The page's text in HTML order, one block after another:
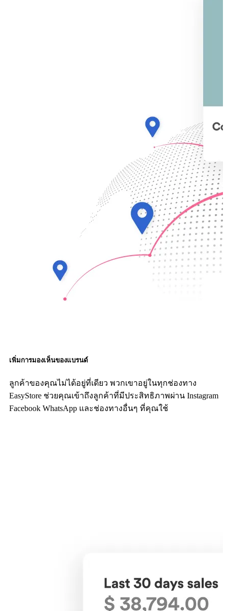
เพิ่มการมองเห็นของแบรนด์
ลูกค้าของคุณไม่ได้อยู่ที่เดียว พวกเขาอยู่ในทุกช่องทาง
EasyStore ช่วยคุณเข้าถึงลูกค้าที่มีประสิทธิภาพผ่าน Instagram
Facebook WhatsApp และช่องทางอื่นๆ ที่คุณใช้